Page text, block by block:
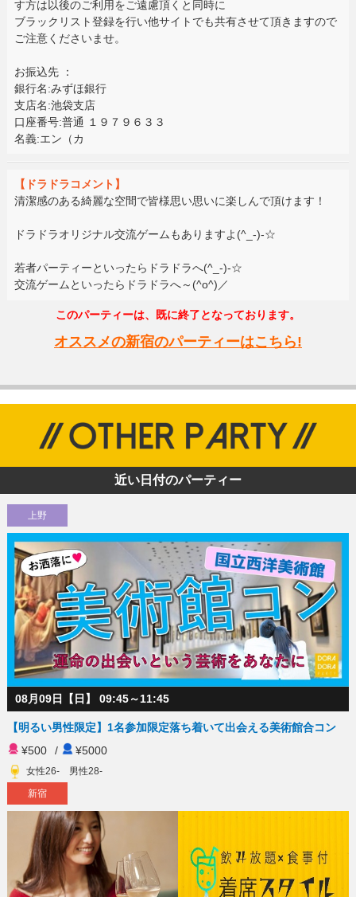
す方は以後のご利用をご遠慮頂くと同時に
ブラックリスト登録を行い他サイトでも共有させて頂きますので
ご注意くださいませ。
お振込先 ：
銀行名:みずほ銀行
支店名:池袋支店
口座番号:普通 １９７９６３３
名義:エン（カ
【ドラドラコメント】
清潔感のある綺麗な空間で皆様思い思いに楽しんで頂けます！
ドラドラオリジナル交流ゲームもありますよ(^_-)-☆
若者パーティーといったらドラドラへ(^_-)-☆
交流ゲームといったらドラドラへ～(^o^)／
このパーティーは、既に終了となっております。
オススメの新宿のパーティーはこちら!
近い日付のパーティー
上野
08月09日【日】 09:45～11:45
【明るい男性限定】1名参加限定落ち着いて出会える美術館合コン
¥500
/ ¥5000
女性26- 男性28-
新宿